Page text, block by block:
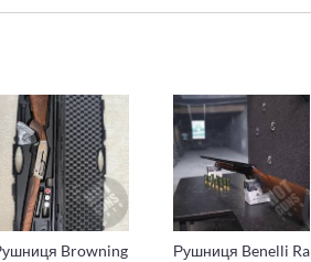
Browning
Рушниця Benelli Ra